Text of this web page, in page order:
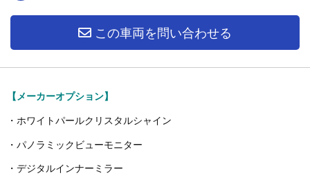
この車両を問い合わせる
【メーカーオプション】
・ホワイトパールクリスタルシャイン
・パノラミックビューモニター
・デジタルインナーミラー